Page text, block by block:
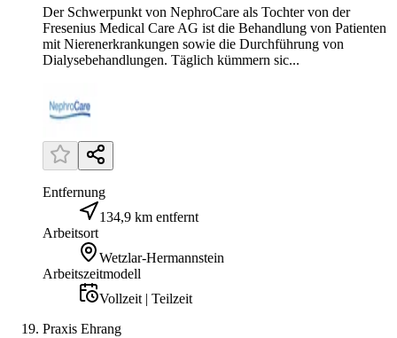
Der Schwerpunkt von NephroCare als Tochter von der
Fresenius Medical Care AG ist die Behandlung von Patienten
mit Nierenerkrankungen sowie die Durchführung von
Dialysebehandlungen. Täglich kümmern sic...
Entfernung
134,9 km entfernt
Arbeitsort
Wetzlar-Hermannstein
Arbeitszeitmodell
Vollzeit | Teilzeit
Praxis Ehrang